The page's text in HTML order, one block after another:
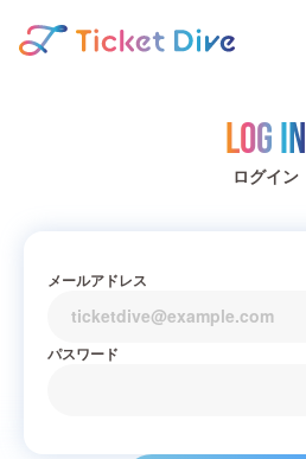
Log in
ログイン
メールアドレス
パスワード